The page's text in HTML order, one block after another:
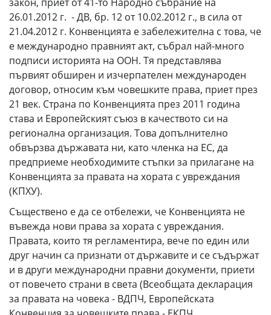
26.01.2012 г. - ДВ, бр. 12 от 10.02.2012 г., в сила от
21.04.2012 г. Конвенцията е забележителна с това, че
е международно правният акт, събрал най-много
подписи историята на ООН. Тя представлява
първият обширен и изчерпателен международен
договор, относим към човешките права, приет през
21 век. Страна по Конвенцията през 2011 година
става и Европейският съюз в качеството си на
регионална организация. Това допълнително
обвързва държавата ни, като членка на ЕС, да
предприеме необходимите стъпки за прилагане на
Конвенцията за правата на хората с увреждания
(КПХУ).
Съществено е да се отбележи, че Конвенцията не
въвежда нови права за хората с увреждания.
Правата, които тя регламентира, вече по един или
друг начин са признати от държавите и се съдържат
и в други международни правни документи, приети
от повечето страни в света (Всеобщата декларация
за правата на човека - ВДПЧ, Европейската